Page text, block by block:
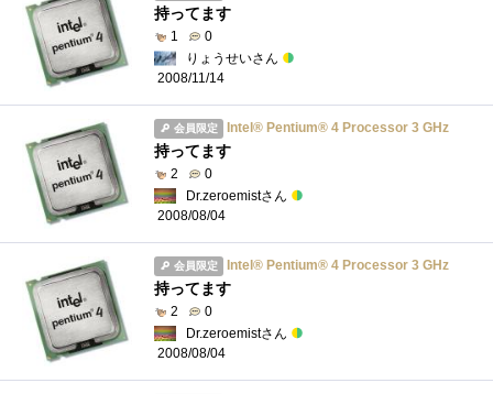
持ってます
1
0
りょうせいさん
2008/11/14
会員限定 Intel® Pentium® 4 Processor 3 GHz
持ってます
2
0
Dr.zeroemistさん
2008/08/04
会員限定 Intel® Pentium® 4 Processor 3 GHz
持ってます
2
0
Dr.zeroemistさん
2008/08/04